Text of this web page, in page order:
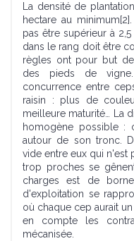
La densité de
hectare au
pas être supérieur à
dans le rang doit être
règles ont pour but
des pieds de
concurrence entre
raisin : plus de
meilleure maturité… La
homogène possible :
autour de son tronc.
vide entre eux qui n'est
trop proches se
charges est de
d'exploitation se
où chaque cep aurait
en compte les
mécanisée.